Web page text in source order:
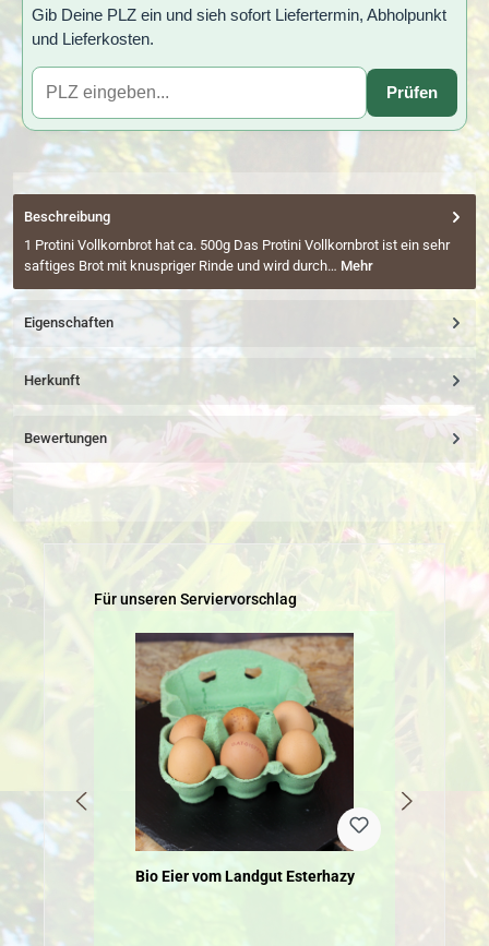
Gib Deine PLZ ein und sieh sofort Liefertermin, Abholpunkt
und Lieferkosten.
Prüfen
Beschreibung
1 Protini Vollkornbrot hat ca. 500g Das Protini Vollkornbrot ist ein sehr
saftiges Brot mit knuspriger Rinde und wird durch… Mehr
Eigenschaften
Herkunft
Bewertungen
Produktgalerie überspringen
Für unseren Serviervorschlag
Bio Eier vom Landgut Esterhazy